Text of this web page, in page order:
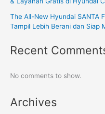
The All-New Hyundai SANTA
Tampil Lebih Berani dan Siap
Recent
No comments to show.
Archives